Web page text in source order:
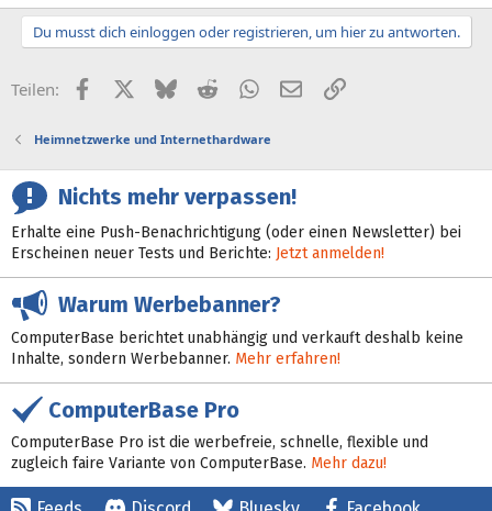
Du musst dich einloggen oder registrieren, um hier zu antworten.
Teilen: FacebookX (Twitter)
BlueskyRedditWhatsApp
E-MailLink
Heimnetzwerke und Internethardware
Nichts mehr verpassen!
Erhalte eine Push-Benachrichtigung (oder einen Newsletter) bei
Erscheinen neuer Tests und Berichte: Jetzt anmelden!
Warum Werbebanner?
ComputerBase berichtet unabhängig und verkauft deshalb keine
Inhalte, sondern Werbebanner. Mehr erfahren!
ComputerBase Pro
ComputerBase Pro ist die werbefreie, schnelle, flexible und
zugleich faire Variante von ComputerBase. Mehr dazu!